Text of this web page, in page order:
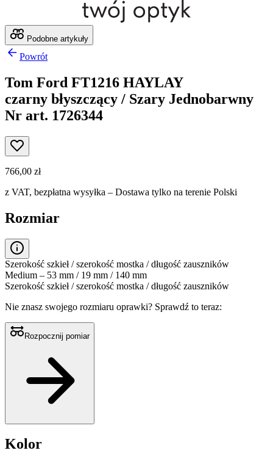
Podobne artykuły
Powrót
Tom Ford FT1216 HAYLAY
czarny błyszczący / Szary Jednobarwny
Nr art. 1726344
766,00 zł
z VAT, bezpłatna wysyłka – Dostawa tylko na terenie Polski
Rozmiar
Szerokość szkieł / szerokość mostka / długość zauszników
Medium – 53 mm / 19 mm / 140 mm
Szerokość szkieł / szerokość mostka / długość zauszników
Nie znasz swojego rozmiaru oprawki? Sprawdź to teraz:
Rozpocznij pomiar
Kolor